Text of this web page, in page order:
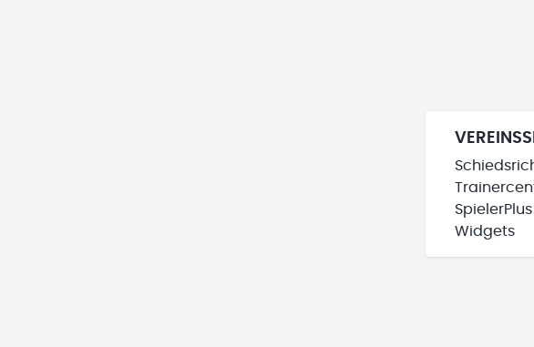
SpielerPlus
Widgets